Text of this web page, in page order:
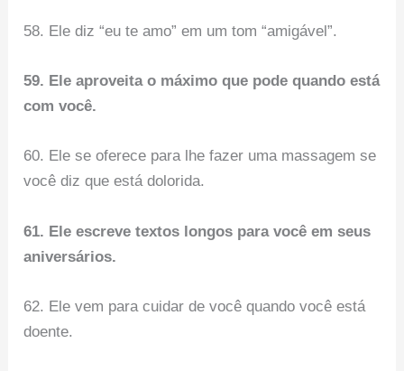
58. Ele diz “eu te amo” em um tom “amigável”.
59. Ele aproveita o máximo que pode quando está
com você.
60. Ele se oferece para lhe fazer uma massagem se
você diz que está dolorida.
61. Ele escreve textos longos para você em seus
aniversários.
62. Ele vem para cuidar de você quando você está
doente.